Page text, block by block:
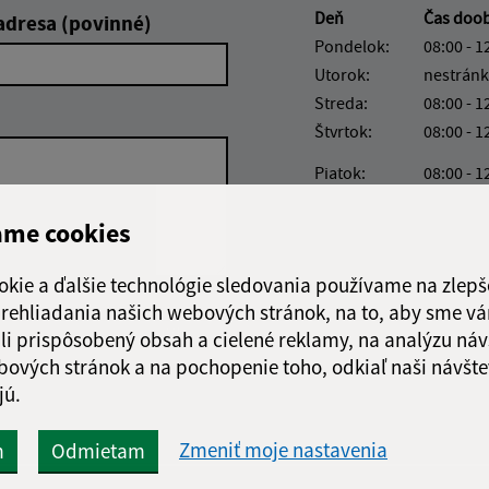
cookies
a ďalšie technológie sledovania používame na
našich webových stránok, na to, aby sme
prispôsobený obsah a cielené reklamy, na analýzu
stránok a na pochopenie toho, odkiaľ naši
Odmietam Zmeniť moje nastavenia
(povinné)
Google reCaptcha Response
Odoslať správu
Deň Čas
Pondelok:
08:00 -
Utorok:
Streda:
08:00 -
Štvrtok:
08:00 -
Piatok:
08:00 -